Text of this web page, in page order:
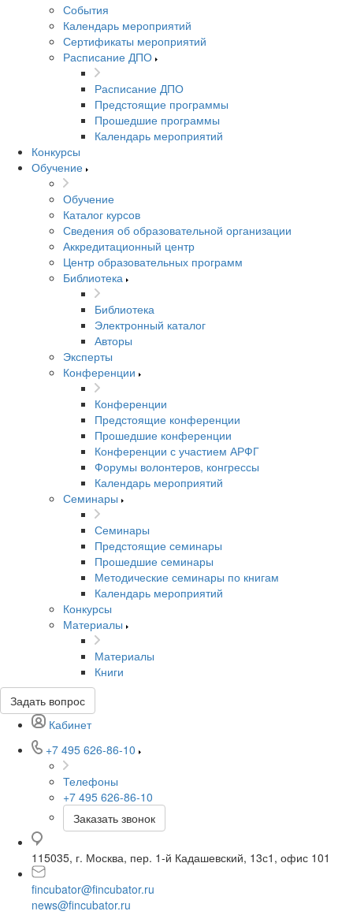
События
Календарь мероприятий
Сертификаты мероприятий
Расписание ДПО
Расписание ДПО
Предстоящие программы
Прошедшие программы
Календарь мероприятий
Конкурсы
Обучение
Обучение
Каталог курсов
Сведения об образовательной организации
Аккредитационный центр
Центр образовательных программ
Библиотека
Библиотека
Электронный каталог
Авторы
Эксперты
Конференции
Конференции
Предстоящие конференции
Прошедшие конференции
Конференции с участием АРФГ
Форумы волонтеров, конгрессы
Календарь мероприятий
Семинары
Семинары
Предстоящие семинары
Прошедшие семинары
Методические семинары по книгам
Календарь мероприятий
Конкурсы
Материалы
Материалы
Книги
Задать вопрос
Кабинет
+7 495 626-86-10
Телефоны
+7 495 626-86-10
Заказать звонок
115035, г. Москва, пер. 1-й Кадашевский, 13с1, офис 101
fincubator@fincubator.ru
news@fincubator.ru